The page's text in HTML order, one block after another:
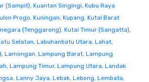
(Sampit), Kuantan Singingi, Kubu Raya
Progo, Kuningan, Kupang, Kutai Barat
(Tenggarong), Kutai Timur (Sangatta),
Selatan, Labuhanbatu Utara, Lahat,
, Lamongan, Lampung Barat, Lampung
, Lampung Timur, Lampung Utara, Landak
, Lanny Jaya, Lebak, Lebong, Lembata,